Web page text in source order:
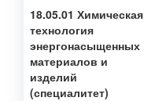
18.05.01 Химическая
технология
энергонасыщенных
материалов и
изделий
(специалитет)